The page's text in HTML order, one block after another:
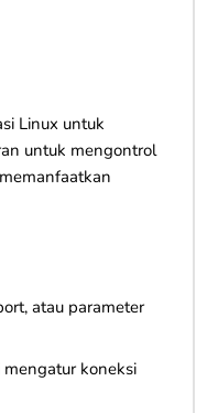
Linux untuk
untuk mengontrol
atau parameter
mengatur koneksi